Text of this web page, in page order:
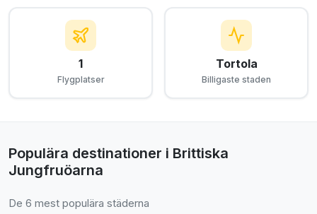
1
Flygplatser
Tortola
Billigaste staden
Populära destinationer i Brittiska
Jungfruöarna
De 6 mest populära städerna